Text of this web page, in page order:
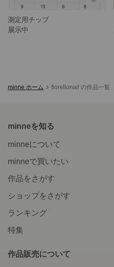
測定用チップ
展示中
minne ホーム fiorellonail の作品一覧
minneを知る
minneについて
minneで買いたい
作品をさがす
ショップをさがす
ランキング
特集
作品販売について